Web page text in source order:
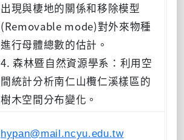
出現與棲地的關係和移除模型
(Removable mode)對外來物種
進行母體總數的估計。
4. 森林暨自然資源學系：利用空
間統計分析南仁山欖仁溪樣區的
樹木空間分布變化。
hypan@mail.ncyu.edu.tw